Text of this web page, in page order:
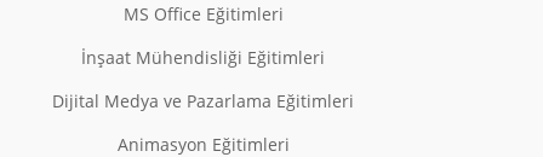
MS Office Eğitimleri
İnşaat Mühendisliği Eğitimleri
Dijital Medya ve Pazarlama Eğitimleri
Animasyon Eğitimleri